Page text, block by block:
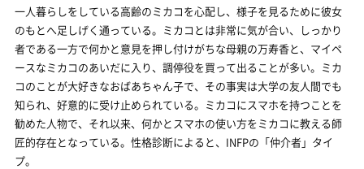
一人暮らしをしている高齢のミカコを心配し、様子を見るために彼女
のもとへ足しげく通っている。ミカコとは非常に気が合い、しっかり
者である一方で何かと意見を押し付けがちな母親の万寿香と、マイペ
ースなミカコのあいだに入り、調停役を買って出ることが多い。ミカ
コのことが大好きなおばあちゃん子で、その事実は大学の友人間でも
知られ、好意的に受け止められている。ミカコにスマホを持つことを
勧めた人物で、それ以来、何かとスマホの使い方をミカコに教える師
匠的存在となっている。性格診断によると、INFPの「仲介者」タイ
プ。